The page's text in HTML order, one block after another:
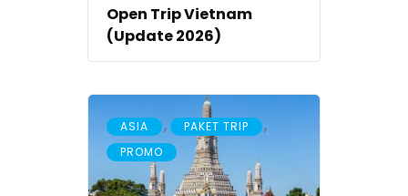
Open Trip Vietnam
(Update 2026)
ASIA , PAKET TRIP ,
PROMO